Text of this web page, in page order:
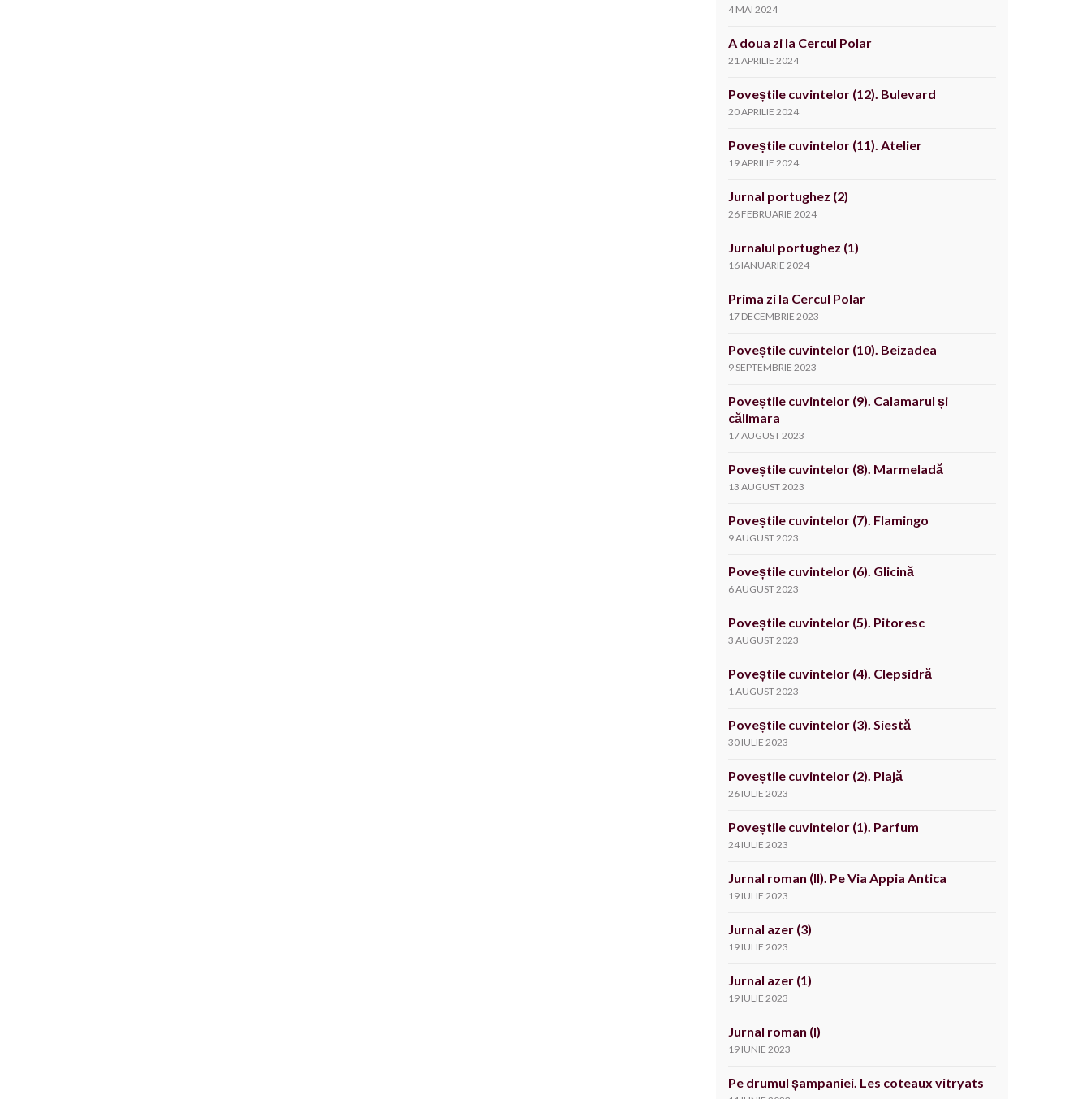
4 MAI 2024
A doua zi la Cercul Polar
21 APRILIE 2024
Poveștile cuvintelor (12). Bulevard
20 APRILIE 2024
Poveștile cuvintelor (11). Atelier
19 APRILIE 2024
Jurnal portughez (2)
26 FEBRUARIE 2024
Jurnalul portughez (1)
16 IANUARIE 2024
Prima zi la Cercul Polar
17 DECEMBRIE 2023
Poveștile cuvintelor (10). Beizadea
9 SEPTEMBRIE 2023
Poveștile cuvintelor (9). Calamarul și
călimara
17 AUGUST 2023
Poveștile cuvintelor (8). Marmeladă
13 AUGUST 2023
Poveștile cuvintelor (7). Flamingo
9 AUGUST 2023
Poveștile cuvintelor (6). Glicină
6 AUGUST 2023
Poveștile cuvintelor (5). Pitoresc
3 AUGUST 2023
Poveștile cuvintelor (4). Clepsidră
1 AUGUST 2023
Poveștile cuvintelor (3). Siestă
30 IULIE 2023
Poveștile cuvintelor (2). Plajă
26 IULIE 2023
Poveștile cuvintelor (1). Parfum
24 IULIE 2023
Jurnal roman (II). Pe Via Appia Antica
19 IULIE 2023
Jurnal azer (3)
19 IULIE 2023
Jurnal azer (1)
19 IULIE 2023
Jurnal roman (I)
19 IUNIE 2023
Pe drumul șampaniei. Les coteaux vitryats